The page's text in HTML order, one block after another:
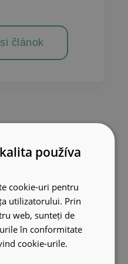
článok
používa
cookie-uri pentru
utilizatorului. Prin
web, sunteți de
în conformitate
cookie-urile.